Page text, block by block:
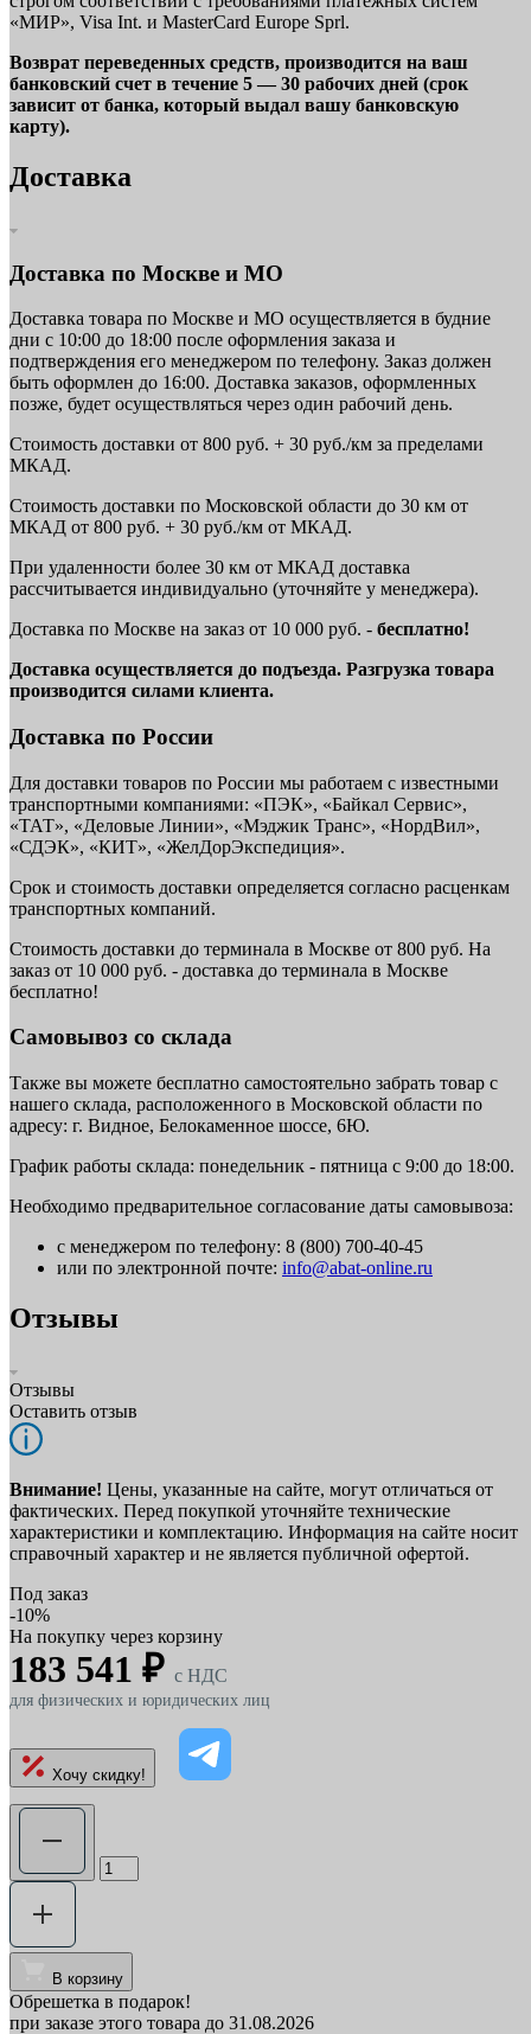
«МИР», Visa Int. и MasterCard Europe Sprl.
Возврат переведенных средств, производится на ваш
банковский счет в течение 5 — 30 рабочих дней (срок
зависит от банка, который выдал вашу банковскую
карту).
Доставка
Доставка по Москве и МО
Доставка товара по Москве и МО осуществляется в будние
дни с 10:00 до 18:00 после оформления заказа и
подтверждения его менеджером по телефону. Заказ должен
быть оформлен до 16:00. Доставка заказов, оформленных
позже, будет осуществляться через один рабочий день.
Стоимость доставки от 800 руб. + 30 руб./км за пределами
МКАД.
Стоимость доставки по Московской области до 30 км от
МКАД от 800 руб. + 30 руб./км от МКАД.
При удаленности более 30 км от МКАД доставка
рассчитывается индивидуально (уточняйте у менеджера).
Доставка по Москве на заказ от 10 000 руб. - бесплатно!
Доставка осуществляется до подъезда. Разгрузка товара
производится силами клиента.
Доставка по России
Для доставки товаров по России мы работаем с известными
транспортными компаниями: «ПЭК», «Байкал Сервис»,
«ТАТ», «Деловые Линии», «Мэджик Транс», «НордВил»,
«СДЭК», «КИТ», «ЖелДорЭкспедиция».
Срок и стоимость доставки определяется согласно расценкам
транспортных компаний.
Стоимость доставки до терминала в Москве от 800 руб. На
заказ от 10 000 руб. - доставка до терминала в Москве
бесплатно!
Самовывоз со склада
Также вы можете бесплатно самостоятельно забрать товар с
нашего склада, расположенного в Московской области по
адресу: г. Видное, Белокаменное шоссе, 6Ю.
График работы склада: понедельник - пятница с 9:00 до 18:00.
Необходимо предварительное согласование даты самовывоза:
с менеджером по телефону: 8 (800) 700-40-45
или по электронной почте: info@abat-online.ru
Отзывы
Отзывы
Оставить отзыв
Внимание! Цены, указанные на сайте, могут отличаться от
фактических. Перед покупкой уточняйте технические
характеристики и комплектацию. Информация на сайте носит
справочный характер и не является публичной офертой.
Под заказ
-10%
На покупку через корзину
183 541 ₽ c НДС
для физических и юридических лиц
Хочу скидку!
В корзину
Обрешетка в подарок!
при заказе этого товара до 31.08.2026